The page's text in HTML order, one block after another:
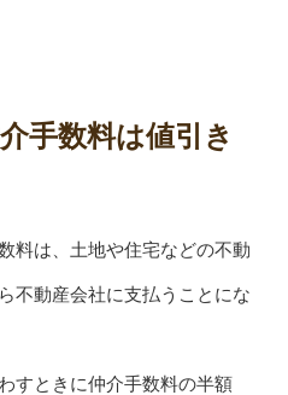
手数料は値引き
料は、土地や住宅などの不動
不動産会社に支払うことにな
すときに仲介手数料の半額